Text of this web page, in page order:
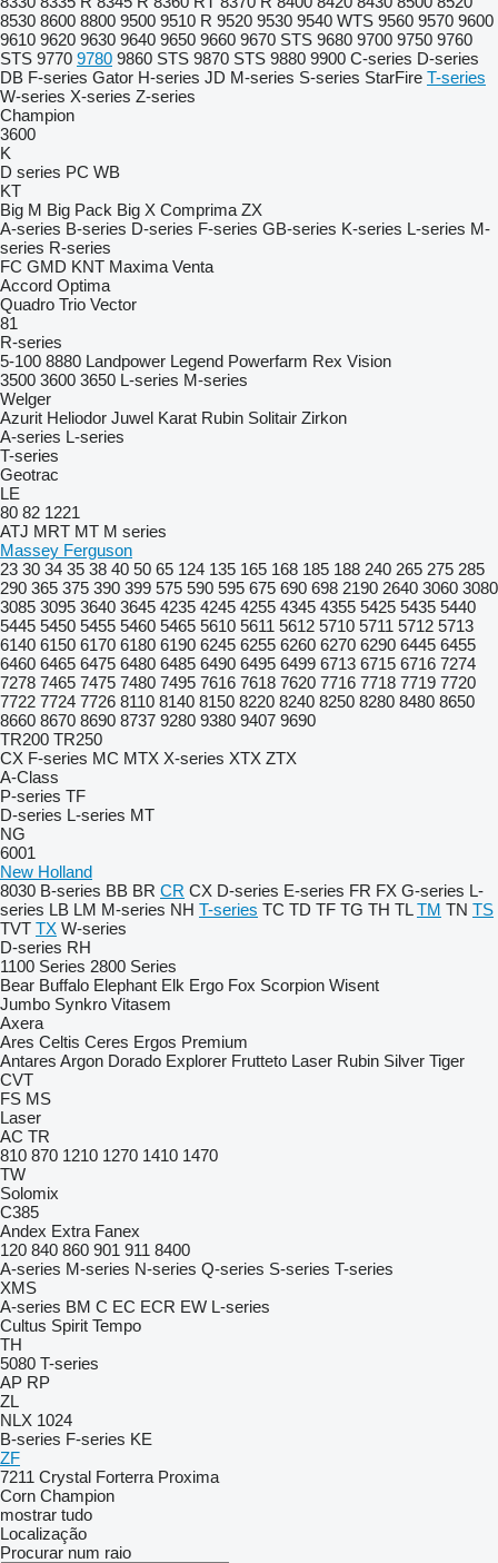
8530 8600 8800 9500 9510 R 9520 9530 9540 WTS 9560 9570 9600
9610 9620 9630 9640 9650 9660 9670 STS 9680 9700 9750 9760
STS 9770 9780 9860 STS 9870 STS 9880 9900 C-series D-series
DB F-series Gator H-series JD M-series S-series StarFire T-series
W-series X-series Z-series
Champion
3600
K
D series PC WB
KT
Big M Big Pack Big X Comprima ZX
A-series B-series D-series F-series GB-series K-series L-series M-
series R-series
FC GMD KNT Maxima Venta
Accord Optima
Quadro Trio Vector
81
R-series
5-100 8880 Landpower Legend Powerfarm Rex Vision
3500 3600 3650 L-series M-series
Welger
Azurit Heliodor Juwel Karat Rubin Solitair Zirkon
A-series L-series
T-series
Geotrac
LE
80 82 1221
ATJ MRT MT M series
Massey Ferguson
23 30 34 35 38 40 50 65 124 135 165 168 185 188 240 265 275 285
290 365 375 390 399 575 590 595 675 690 698 2190 2640 3060 3080
3085 3095 3640 3645 4235 4245 4255 4345 4355 5425 5435 5440
5445 5450 5455 5460 5465 5610 5611 5612 5710 5711 5712 5713
6140 6150 6170 6180 6190 6245 6255 6260 6270 6290 6445 6455
6460 6465 6475 6480 6485 6490 6495 6499 6713 6715 6716 7274
7278 7465 7475 7480 7495 7616 7618 7620 7716 7718 7719 7720
7722 7724 7726 8110 8140 8150 8220 8240 8250 8280 8480 8650
8660 8670 8690 8737 9280 9380 9407 9690
TR200 TR250
CX F-series MC MTX X-series XTX ZTX
A-Class
P-series TF
D-series L-series MT
NG
6001
New Holland
8030 B-series BB BR CR CX D-series E-series FR FX G-series L-
series LB LM M-series NH T-series TC TD TF TG TH TL TM TN TS
TVT TX W-series
D-series RH
1100 Series 2800 Series
Bear Buffalo Elephant Elk Ergo Fox Scorpion Wisent
Jumbo Synkro Vitasem
Axera
Ares Celtis Ceres Ergos Premium
Antares Argon Dorado Explorer Frutteto Laser Rubin Silver Tiger
CVT
FS MS
Laser
AC TR
810 870 1210 1270 1410 1470
TW
Solomix
C385
Andex Extra Fanex
120 840 860 901 911 8400
A-series M-series N-series Q-series S-series T-series
XMS
A-series BM C EC ECR EW L-series
Cultus Spirit Tempo
TH
5080 T-series
AP RP
ZL
NLX 1024
B-series F-series KE
ZF
7211 Crystal Forterra Proxima
Corn Champion
mostrar tudo
Localização
Procurar num raio